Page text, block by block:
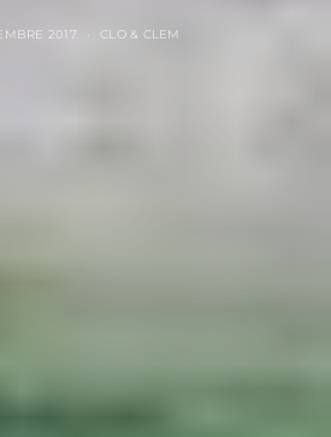
2017 CLO & CLEM